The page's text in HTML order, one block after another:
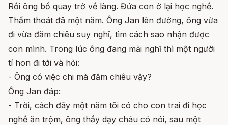
Rồi ông bố quay trở về làng. Đứa con ở lại học nghề.
Thấm thoát đã một năm. Ông Jan lên đường, ông vừa
đi vừa đăm chiêu suy nghĩ, tìm cách sao nhận được
con mình. Trong lúc ông đang mải nghĩ thì một người
tí hon đi tới và hỏi:
- Ông có việc chi mà đăm chiêu vậy?
Ông Jan đáp:
- Trời, cách đây một năm tôi có cho con trai đi học
nghề ăn trộm, ông thầy dạy cháu có nói, sau một